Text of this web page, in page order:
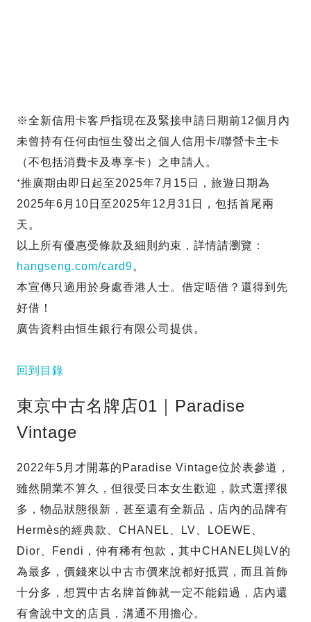
※全新信用卡客戶指現在及緊接申請日期前12個月內
未曾持有任何由恒生發出之個人信用卡/聯營卡主卡
（不包括消費卡及專享卡）之申請人。
⁺推廣期由即日起至2025年7月15日，旅遊日期為
2025年6月10日至2025年12月31日，包括首尾兩
天。
以上所有優惠受條款及細則約束，詳情請瀏覽：
hangseng.com/card9。
本宣傳只適用於身處香港人士。借定唔借？還得到先
好借！
廣告資料由恒生銀行有限公司提供。
回到目錄
東京中古名牌店01｜Paradise
Vintage
2022年5月才開幕的Paradise Vintage位於表參道，
雖然開業不算久，但很受日本女生歡迎，款式選擇很
多，物品狀態很新，甚至還有全新品，店內的品牌有
Hermès的經典款、CHANEL、LV、LOEWE、
Dior、Fendi，仲有稀有包款，其中CHANEL與LV的
為最多，價錢來以中古市價來說都好抵買，而且首飾
十分多，想買中古名牌首飾就一定不能錯過，店內還
有會說中文的店員，溝通不用擔心。